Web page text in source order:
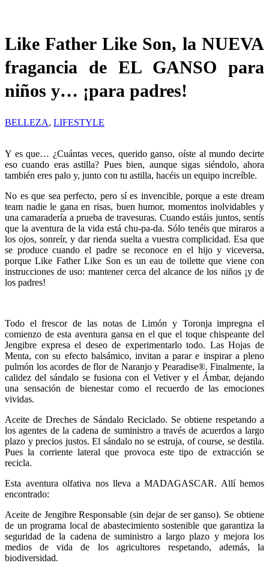
Like Father Like Son, la NUEVA
fragancia de EL GANSO para
niños y… ¡para padres!
BELLEZA, LIFESTYLE
Y es que… ¿Cuántas veces, querido ganso, oíste al mundo decirte
eso cuando eras astilla? Pues bien, aunque sigas siéndolo, ahora
también eres palo y, junto con tu astilla, hacéis un equipo increíble.
No es que sea perfecto, pero sí es invencible, porque a este dream
team nadie le gana en risas, buen humor, momentos inolvidables y
una camaradería a prueba de travesuras. Cuando estáis juntos, sentís
que la aventura de la vida está chu-pa-da. Sólo tenéis que miraros a
los ojos, sonreír, y dar rienda suelta a vuestra complicidad. Esa que
se produce cuando el padre se reconoce en el hijo y viceversa,
porque Like Father Like Son es un eau de toilette que viene con
instrucciones de uso: mantener cerca del alcance de los niños ¡y de
los padres!
Todo el frescor de las notas de Limón y Toronja impregna el
comienzo de esta aventura gansa en el que el toque chispeante del
Jengibre expresa el deseo de experimentarlo todo. Las Hojas de
Menta, con su efecto balsámico, invitan a parar e inspirar a pleno
pulmón los acordes de flor de Naranjo y Pearadise®. Finalmente, la
calidez del sándalo se fusiona con el Vetiver y el Ámbar, dejando
una sensación de bienestar como el recuerdo de las emociones
vividas.
Aceite de Dreches de Sándalo Reciclado. Se obtiene respetando a
los agentes de la cadena de suministro a través de acuerdos a largo
plazo y precios justos. El sándalo no se estruja, of course, se destila.
Pues la corriente lateral que provoca este tipo de extracción se
recicla.
Esta aventura olfativa nos lleva a MADAGASCAR. Allí hemos
encontrado:
Aceite de Jengibre Responsable (sin dejar de ser ganso). Se obtiene
de un programa local de abastecimiento sostenible que garantiza la
seguridad de la cadena de suministro a largo plazo y mejora los
medios de vida de los agricultores respetando, además, la
biodiversidad.